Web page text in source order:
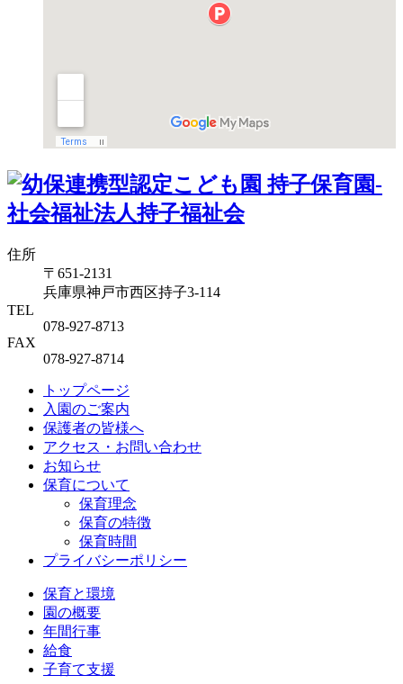
住所
〒651-2131
兵庫県神戸市西区持子3-114
TEL
078-927-8713
FAX
078-927-8714
トップページ
入園のご案内
保護者の皆様へ
アクセス・お問い合わせ
お知らせ
保育について
保育理念
保育の特徴
保育時間
プライバシーポリシー
保育と環境
園の概要
年間行事
給食
子育て支援